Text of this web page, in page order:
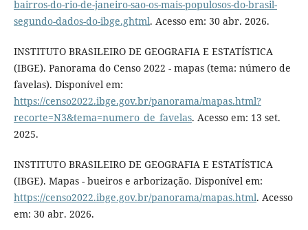
bairros-do-rio-de-janeiro-sao-os-mais-populosos-do-brasil-
segundo-dados-do-ibge.ghtml. Acesso em: 30 abr. 2026.
INSTITUTO BRASILEIRO DE GEOGRAFIA E ESTATÍSTICA
(IBGE). Panorama do Censo 2022 - mapas (tema: número de
favelas). Disponível em:
https://censo2022.ibge.gov.br/panorama/mapas.html?
recorte=N3&tema=numero_de_favelas. Acesso em: 13 set.
2025.
INSTITUTO BRASILEIRO DE GEOGRAFIA E ESTATÍSTICA
(IBGE). Mapas - bueiros e arborização. Disponível em:
https://censo2022.ibge.gov.br/panorama/mapas.html. Acesso
em: 30 abr. 2026.